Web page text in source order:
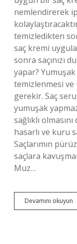
nemlendirerek
temizledikten
saç kremi
sonra saçınızı
yapar?
temizlenmesi
gerekir. Saç
yumuşak
sağlıklı
hasarlı ve kuru
Saçlarımın
saçlara
Muz…
Devamını okuyun